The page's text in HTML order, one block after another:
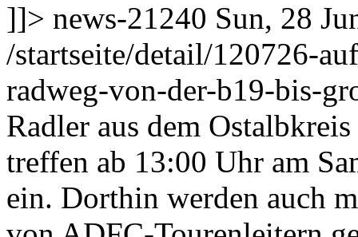
]]> news-21240 Sun, 28
/startseite/detail/120726-
radweg-von-der-b19-bis-
Radler aus dem
treffen ab 13:00 Uhr am
ein. Dorthin werden auch